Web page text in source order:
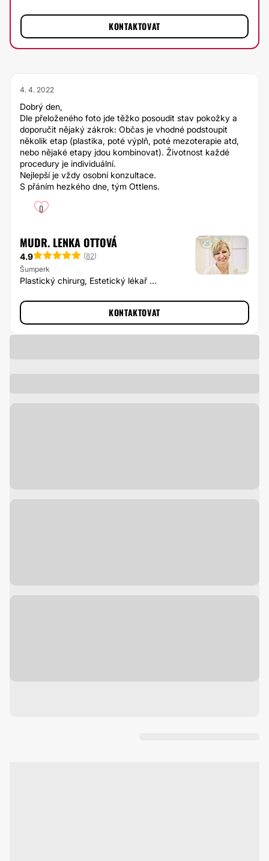
KONTAKTOVAT
4. 4. 2022
Dobrý den,
Dle přeloženého foto jde těžko posoudit stav pokožky a
doporučit nějaký zákrok: Občas je vhodné podstoupit
několik etap (plastika, poté výplň, poté mezoterapie atd,
nebo nějaké etapy jdou kombinovat). Životnost každé
procedury je individuální.
Nejlepší je vždy osobní konzultace.
S přáním hezkého dne, tým Ottlens.
0
MUDR. LENKA OTTOVÁ
4.9 (82)
Šumperk
Plastický chirurg, Estetický lékař ...
KONTAKTOVAT